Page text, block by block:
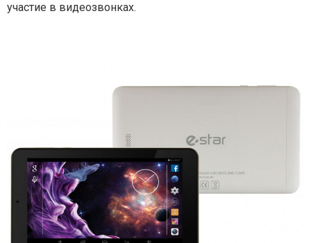
участие в видеозвонках.